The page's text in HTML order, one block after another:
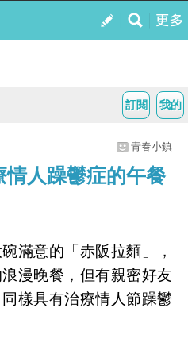
我的
訂閱
青春小鎮
情人躁鬱症的午餐
滿意的「赤阪拉麵」，
漫晚餐，但有親密好友
樣具有治療情人節躁鬱